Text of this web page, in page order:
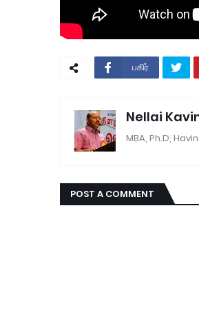
பகிர்
Nellai
MBA, Ph.D,
POST A COMMENT